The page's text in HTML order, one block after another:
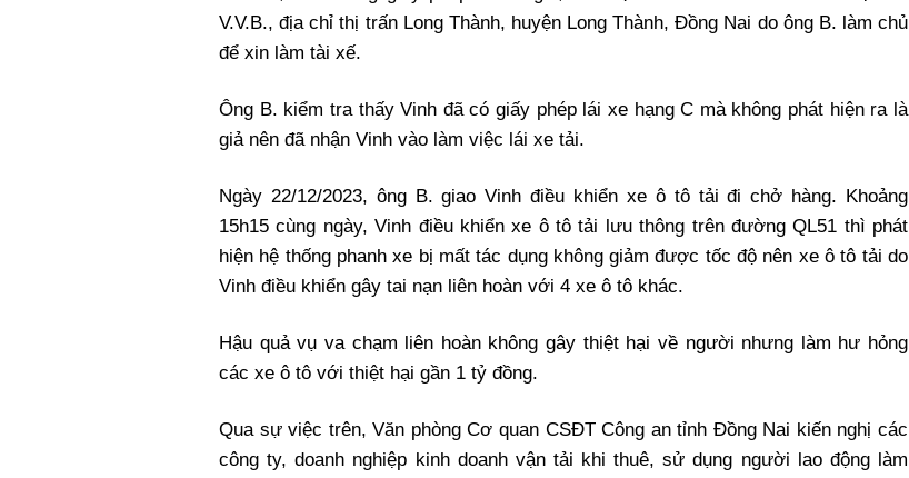
V.V.B., địa chỉ thị trấn Long Thành, huyện Long Thành, Đồng Nai do ông B. làm chủ
để xin làm tài xế.
Ông B. kiểm tra thấy Vinh đã có giấy phép lái xe hạng C mà không phát hiện ra là
giả nên đã nhận Vinh vào làm việc lái xe tải.
Ngày 22/12/2023, ông B. giao Vinh điều khiển xe ô tô tải đi chở hàng. Khoảng
15h15 cùng ngày, Vinh điều khiển xe ô tô tải lưu thông trên đường QL51 thì phát
hiện hệ thống phanh xe bị mất tác dụng không giảm được tốc độ nên xe ô tô tải do
Vinh điều khiển gây tai nạn liên hoàn với 4 xe ô tô khác.
Hậu quả vụ va chạm liên hoàn không gây thiệt hại về người nhưng làm hư hỏng
các xe ô tô với thiệt hại gần 1 tỷ đồng.
Qua sự việc trên, Văn phòng Cơ quan CSĐT Công an tỉnh Đồng Nai kiến nghị các
công ty, doanh nghiệp kinh doanh vận tải khi thuê, sử dụng người lao động làm